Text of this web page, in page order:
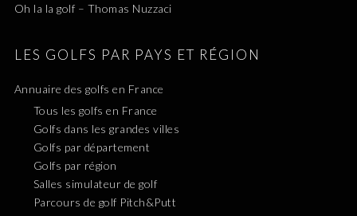
Oh la la golf – Thomas Nuzzaci
LES GOLFS PAR PAYS ET RÉGION
Annuaire des golfs en France
Tous les golfs en France
Golfs dans les grandes villes
Golfs par département
Golfs par région
Salles simulateur de golf
Parcours de golf Pitch&Putt